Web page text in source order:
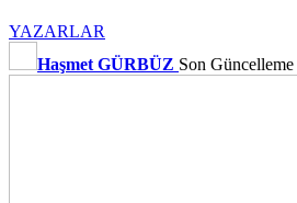
YAZARLAR
Haşmet GÜRBÜZ Son Güncelleme